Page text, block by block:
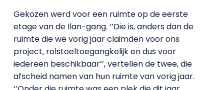
Gekozen werd voor een ruimte op de eerste
etage van de Ilan-gang. ‘’Die is, anders dan de
ruimte die we vorig jaar claimden voor ons
project, rolstoeltoegangkelijk en dus voor
iedereen beschikbaar’’, vertellen de twee, die
afscheid namen van hun ruimte van vorig jaar.